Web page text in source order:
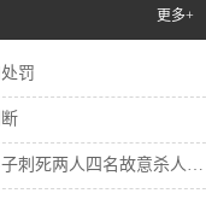
更多+
罚
死两人四名故意杀人犯...